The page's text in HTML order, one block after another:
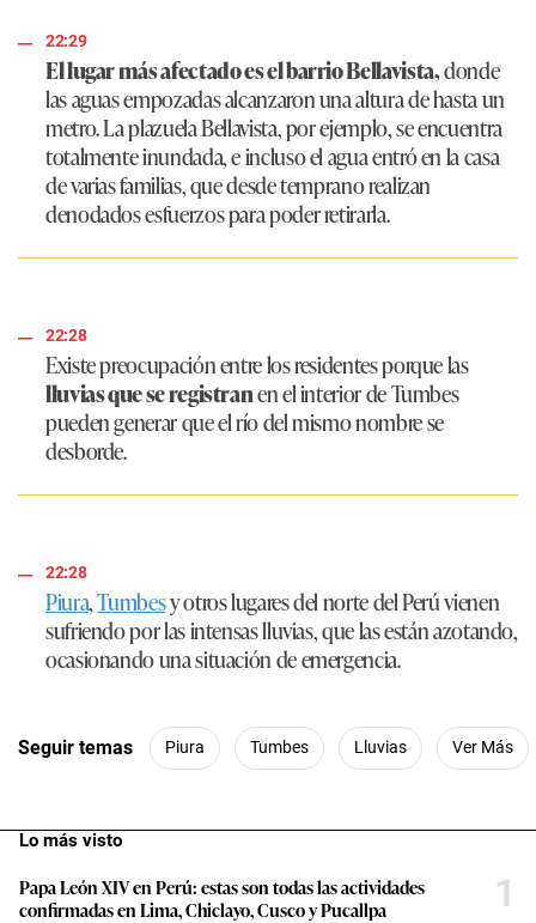
22:29
El lugar más afectado es el barrio Bellavista,donde
las aguas empozadas alcanzaron una altura de hasta un
metro. La plazuela Bellavista, por ejemplo, se encuentra
totalmente inundada, e incluso el agua entró en la casa
de varias familias, que desde temprano realizan
denodados esfuerzos para poder retirarla.
22:28
Existe preocupación entre los residentes porque las
lluvias que se registranen el interior de Tumbes
pueden generar que el río del mismo nombre se
desborde.
22:28
Piura,Tumbesy otros lugares del norte del Perú vienen
sufriendo por las intensas lluvias, que las están azotando,
ocasionando una situación de emergencia.
Seguir temas Piura Tumbes Lluvias Ver Más
Lo más visto
Papa León XIV en Perú: estas son todas las actividades
confirmadas en Lima, Chiclayo, Cusco y Pucallpa
1